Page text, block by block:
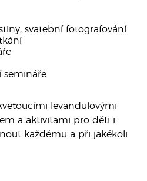
svatební fotografování
semináře
levandulovými
a aktivitami pro děti i
každému a při jakékoli